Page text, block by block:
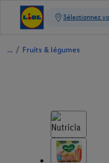
/ Fruits & légumes